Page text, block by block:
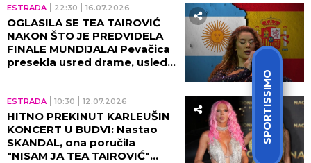
SPORTISSIMO
(FOTO)
ESTRADA 22:30 16.07.2026
OGLASILA SE TEA TAIROVIĆ
NAKON ŠTO JE PREDVIDELA
FINALE MUNDIJALA! Pevačica
presekla usred drame, usledio
ESTRADA 10:30 12.07.2026
HITNO PREKINUT KARLEUŠIN
KONCERT U BUDVI: Nastao
SKANDAL, ona poručila
"NISAM JA TEA TAIROVIĆ"